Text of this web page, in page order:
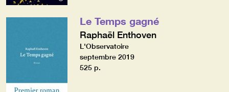
Le Temps gagné
Raphaël Enthoven
L'Observatoire
septembre 2019
525 p.